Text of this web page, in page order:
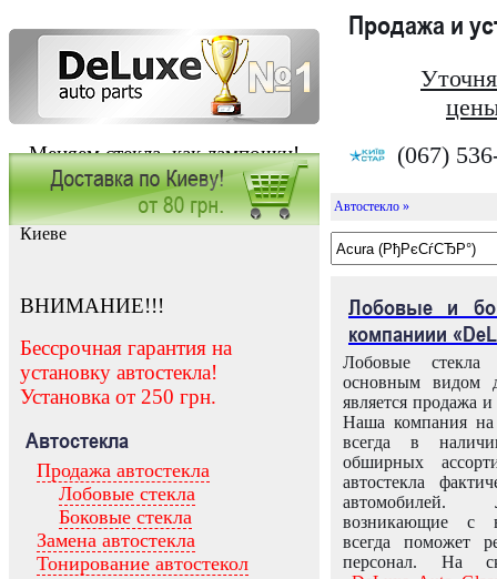
Меняем стекла, как лампочки!
Продажа и
(067)
Заказать установку автостекла в
Киеве
ВНИМАНИЕ!!!
Бессрочная гарантия на
установку автостекла!
Установка от 250 грн.
Автостекла
Продажа автостекла
Лобовые стекла
Боковые стекла
Замена автостекла
Тонирование автостекол
Автостекло »
Лобовые и
компаниии
Лобовые
основным видом
является продажа и
Наша компания на
всегда в
обширных
автостекла
возникающие с
всегда поможет
персонал. На